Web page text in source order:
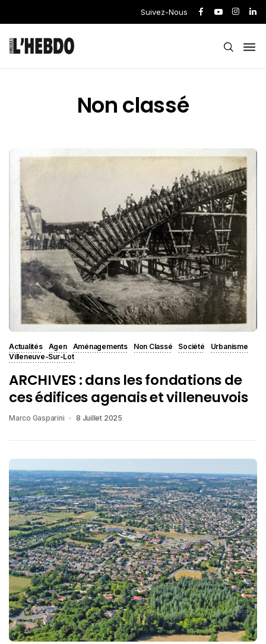
Suivez-Nous
Non classé
Actualités Agen Aménagements Non Classé Société
Urbanisme
Villeneuve-Sur-Lot
ARCHIVES : dans les fondations de
ces édifices agenais et villeneuvois
Marco Gasparini 8 Juillet 2025